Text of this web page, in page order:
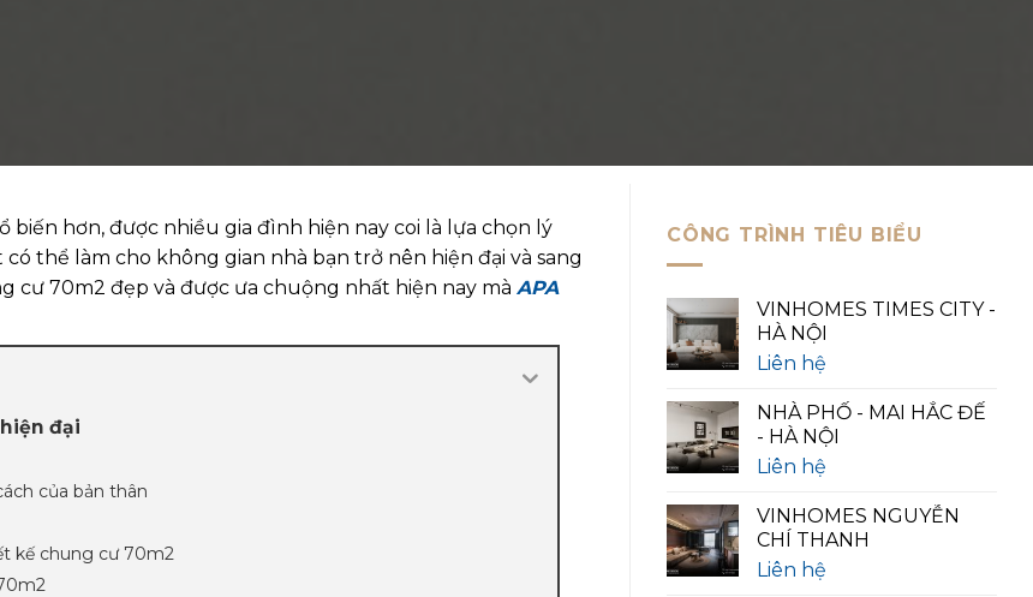
hơn, được nhiều gia đình hiện nay coi là lựa chọn lý
thể làm cho không gian nhà bạn trở nên hiện đại và sang
70m2 đẹp và được ưa chuộng nhất hiện nay mà APA
đại
của bản thân
kế chung cư 70m2
CÔNG TRÌNH TIÊU BIỂU
VINHOMES TIMES CITY -
HÀ NỘI
Liên hệ
NHÀ PHỐ - MAI HẮC ĐẾ
- HÀ NỘI
Liên hệ
VINHOMES NGUYỄN
CHÍ THANH
Liên hệ